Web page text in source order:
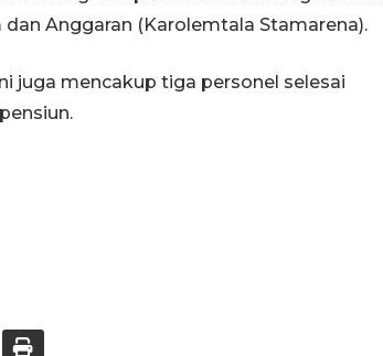
Anggaran (Karolemtala Stamarena).
juga mencakup tiga personel selesai